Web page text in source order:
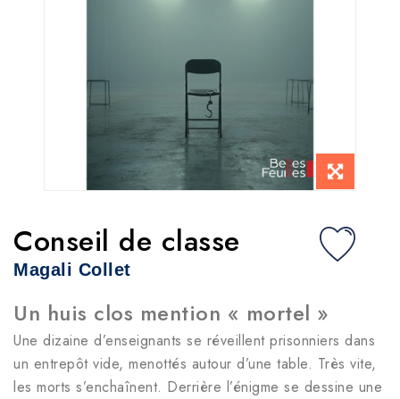
Conseil de classe
Magali Collet
Un huis clos mention « mortel »
Une dizaine d’enseignants se réveillent prisonniers dans
un entrepôt vide, menottés autour d’une table. Très vite,
les morts s’enchaînent. Derrière l’énigme se dessine une